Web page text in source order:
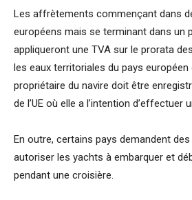
Les affrètements commençant dans
européens mais se terminant dans un
appliqueront une TVA sur le prorata
les eaux territoriales du pays
propriétaire du navire doit être
de l’UE où elle a l’intention d’effectuer
En outre, certains pays demandent
autoriser les yachts à embarquer et
pendant une croisière.